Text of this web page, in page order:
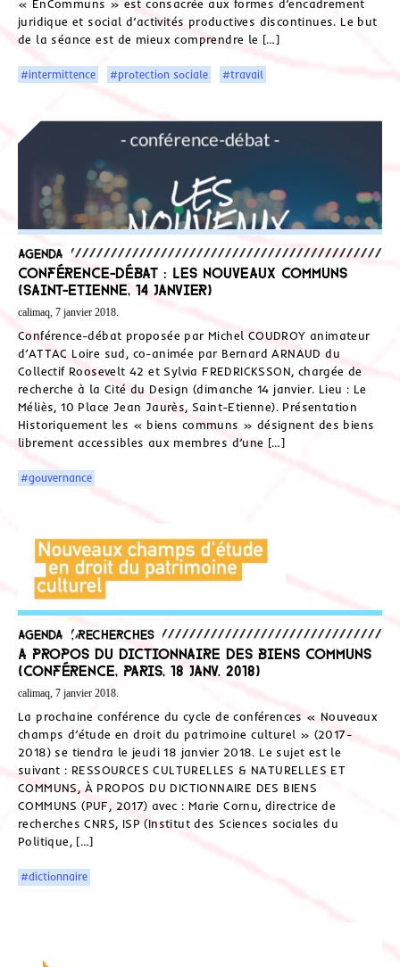
« EnCommuns » est consacrée aux formes d’encadrement
juridique et social d’activités productives discontinues. Le but
de la séance est de mieux comprendre le […]
#intermittence #protection sociale #travail
Agenda
Conférence-débat : Les Nouveaux Communs
(Saint-Etienne, 14 janvier)
calimaq, 7 janvier 2018.
Conférence-débat proposée par Michel COUDROY animateur
d’ATTAC Loire sud, co-animée par Bernard ARNAUD du
Collectif Roosevelt 42 et Sylvia FREDRICKSSON, chargée de
recherche à la Cité du Design (dimanche 14 janvier. Lieu : Le
Méliès, 10 Place Jean Jaurès, Saint-Etienne). Présentation
Historiquement les « biens communs » désignent des biens
librement accessibles aux membres d’une […]
#gouvernance
Agenda ,Recherches
A propos du Dictionnaire des biens communs
(conférence, Paris, 18 janv. 2018)
calimaq, 7 janvier 2018.
La prochaine conférence du cycle de conférences « Nouveaux
champs d’étude en droit du patrimoine culturel » (2017-
2018) se tiendra le jeudi 18 janvier 2018. Le sujet est le
suivant : RESSOURCES CULTURELLES & NATURELLES ET
COMMUNS, À PROPOS DU DICTIONNAIRE DES BIENS
COMMUNS (PUF, 2017) avec : Marie Cornu, directrice de
recherches CNRS, ISP (Institut des Sciences sociales du
Politique, […]
#dictionnaire